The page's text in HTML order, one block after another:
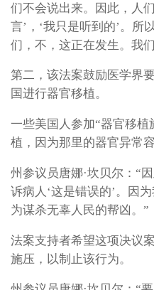
们不会说出来。因此，人
言’，‘我只是听到的’。所
们，不，这正在发生。我
第二，该法案鼓励医学界
国进行器官移植。
一些美国人参加“器官移
植，因为那里的器官异常容
州参议员唐娜·坎贝尔：“
诉病人‘这是错误的’。因
为谋杀无辜人民的帮凶。”
法案支持者希望这项决议
施压，以制止该行为。